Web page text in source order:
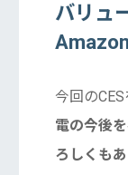
バリュ
今回のCES
電の今後
ろしくも